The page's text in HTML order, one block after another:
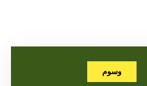
وسوم